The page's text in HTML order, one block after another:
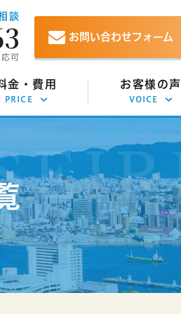
お問い合わせフォーム
談
可
金・費用
PRICE
己破産の費用
人再生の費用
調停の費用
援用の費用
お客様の声
VOICE
相談事例
解決実績